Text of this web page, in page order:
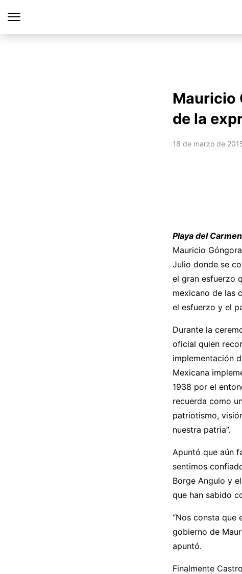
Mauricio
de la
18 de marzo de
Playa del
Mauricio
Julio donde se
el gran esfuerzo
mexicano de las
el esfuerzo y el
Durante la
oficial quien
implementación
Mexicana
1938 por el
recuerda como
patriotismo,
nuestra patria”.
Apuntó que aún
sentimos
Borge Angulo y
que han sabido
“Nos consta que
gobierno de
apuntó.
Finalmente